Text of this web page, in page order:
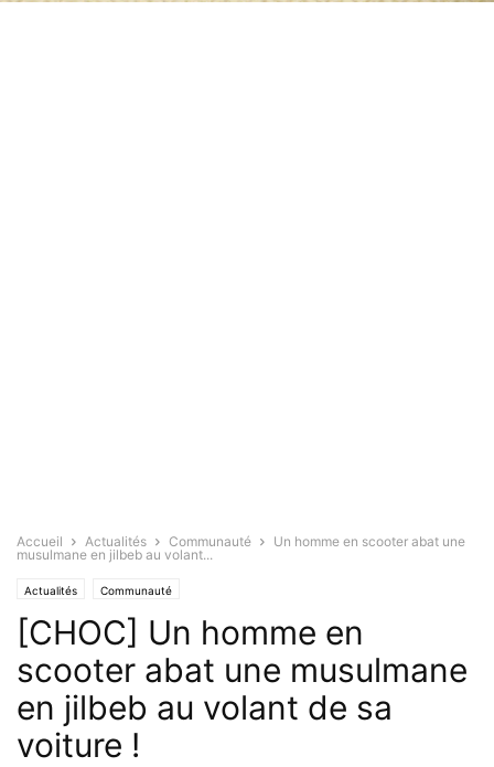
Accueil Actualités Communauté
Un homme en scooter abat une
musulmane en jilbeb au volant...
Actualités Communauté
[CHOC] Un homme en
scooter abat une musulmane
en jilbeb au volant de sa
voiture !